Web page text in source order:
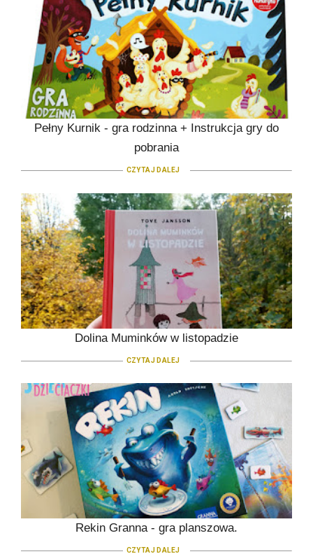
Pełny Kurnik - gra rodzinna + Instrukcja gry do
pobrania
CZYTAJ DALEJ
Dolina Muminków w listopadzie
CZYTAJ DALEJ
Rekin Granna - gra planszowa.
CZYTAJ DALEJ